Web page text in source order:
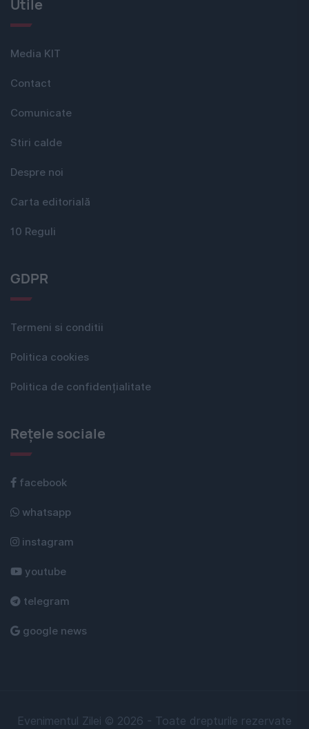
Utile
Media KIT
Contact
Comunicate
Stiri calde
Despre noi
Carta editorială
10 Reguli
GDPR
Termeni si conditii
Politica cookies
Politica de confidențialitate
Rețele sociale
facebook
whatsapp
instagram
youtube
telegram
google news
Evenimentul Zilei © 2026 - Toate drepturile rezervate